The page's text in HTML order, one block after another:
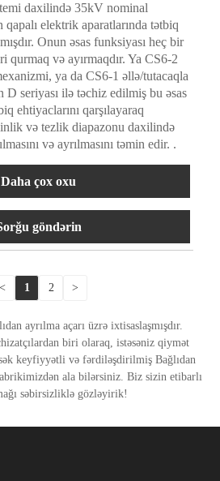
daxilində 35kV nominal
elektrik aparatlarında tətbiq
Onun əsas funksiyası heç bir
qurmaq və ayırmaqdır. Ya CS6-2
ya da CS6-1 əllə/tutacaqla
D seriyası ilə təchiz edilmiş bu əsas
ehtiyaclarını qarşılayaraq
və tezlik diapazonu daxilində
və ayrılmasını təmin edir. .
Daha çox oxu
göndərin
< 1 2 >
ayrılma açarı üzrə ixtisaslaşmışdır.
biri olaraq, istəsəniz qiymət
keyfiyyətli və fərdiləşdirilmiş Bağlıdan
ala bilərsiniz. Biz sizin etibarlı
səbirsizliklə gözləyirik!